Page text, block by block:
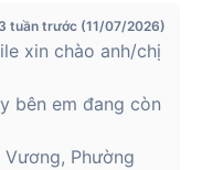
3 tuần trước (11/07/2026)
xin chào anh/chị
bên em đang còn
Phường